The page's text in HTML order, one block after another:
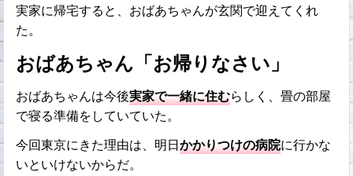
実家に帰宅すると、おばあちゃんが玄関で迎えてくれ
た。
おばあちゃん「お帰りなさい」
おばあちゃんは今後実家で一緒に住むらしく、畳の部屋
で寝る準備をしていていた。
今回東京にきた理由は、明日かかりつけの病院に行かな
いといけないからだ。